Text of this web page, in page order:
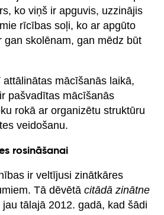
ko viņš ir apguvis, uzzinājis
rīcības soļi, ko ar apgūto
gan skolēnam, gan mēdz būt
attālinātas mācīšanās laikā,
pašvadītas mācīšanās
rokā ar organizētu struktūru
veidošanu.
rosināšanai
ir veltījusi zinātkāres
Tā dēvētā citādā zinātne
tālajā 2012. gadā, kad šādi